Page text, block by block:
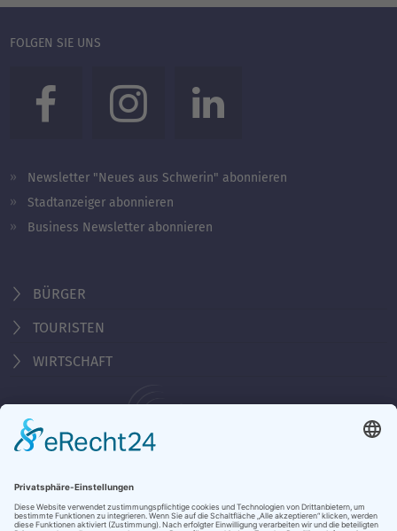
FOLGEN SIE UNS
Newsletter "Neues aus Schwerin" abonnieren
Stadtanzeiger abonnieren
Business Newsletter abonnieren
BÜRGER
TOURISTEN
WIRTSCHAFT
Behördennummer 115
KONTAKT
NOTRUFE & HOTLINES
JOBS